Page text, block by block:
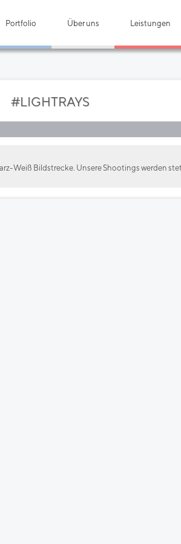
Portfolio Über uns Leistungen
#LIGHTRAYS
Weiß Bildstrecke. Unsere Shootings werden